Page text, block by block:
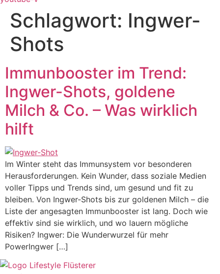
Schlagwort: Ingwer-
Shots
Immunbooster im Trend:
Ingwer-Shots, goldene
Milch & Co. – Was wirklich
hilft
Im Winter steht das Immunsystem vor besonderen
Herausforderungen. Kein Wunder, dass soziale Medien
voller Tipps und Trends sind, um gesund und fit zu
bleiben. Von Ingwer-Shots bis zur goldenen Milch – die
Liste der angesagten Immunbooster ist lang. Doch wie
effektiv sind sie wirklich, und wo lauern mögliche
Risiken? Ingwer: Die Wunderwurzel für mehr
PowerIngwer […]